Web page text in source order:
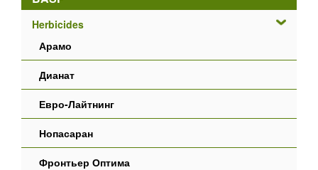
Herbicides
Арамо
Дианат
Евро-Лайтнинг
Нопасаран
Фронтьер Оптима